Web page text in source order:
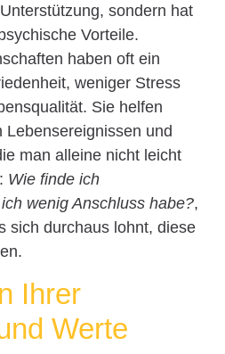
sondern hat
Vorteile.
haben oft ein
weniger Stress
Sie helfen
Lebensereignissen und
man alleine nicht leicht
Wie finde ich
wenig Anschluss habe?,
sich durchaus lohnt, diese
Ihrer
Werte